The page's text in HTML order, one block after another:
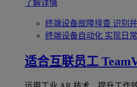
了解详情
终端设备故障排查 识别
终端设备自动化 实现日
适合互联员工